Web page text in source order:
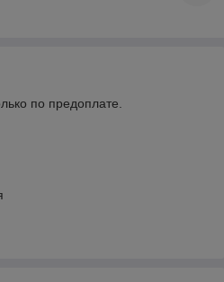
по предоплате.